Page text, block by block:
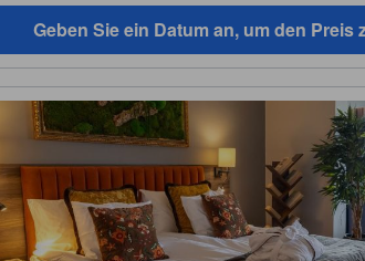
Geben Sie ein Datum an, um den Preis